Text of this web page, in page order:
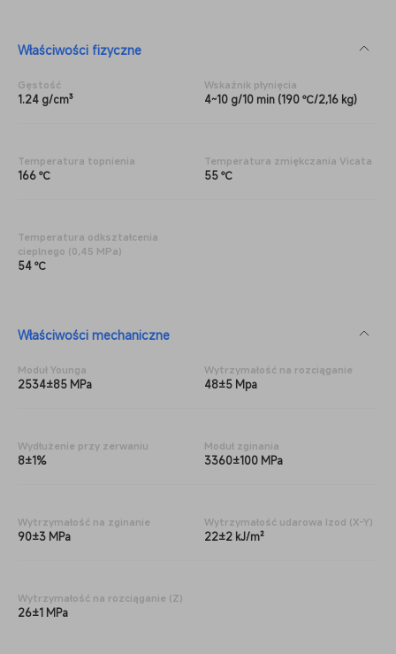
Właściwości fizyczne
Gęstość
1.24 g/cm³
Wskaźnik płynięcia
4~10 g/10 min (190 ℃/2,16 kg)
Temperatura topnienia
166 ℃
Temperatura zmiękczania Vicata
55 ℃
Temperatura odkształcenia
cieplnego (0,45 MPa)
54 ℃
Właściwości mechaniczne
Moduł Younga
2534±85 MPa
Wytrzymałość na rozciąganie
48±5 Mpa
Wydłużenie przy zerwaniu
8±1%
Moduł zginania
3360±100 MPa
Wytrzymałość na zginanie
90±3 MPa
Wytrzymałość udarowa Izod (X-Y)
22±2 kJ/m²
Wytrzymałość na rozciąganie (Z)
26±1 MPa